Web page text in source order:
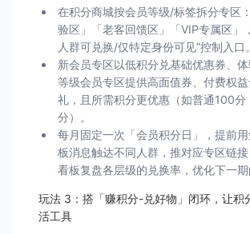
在积分商城按会员等级/标签拆分专区
验区」「老客回馈区」「VIP专属区」
人群可兑换/仅特定身份可见”控制入口。
新会员专区以低积分兑基础优惠券、
等级会员专区提供高面值券、付费权
礼，且所需积分更优惠（如普通100分
分）。
每月固定一次「会员积分日」，提前
板消息触达不同人群，推对应专区链
看板复盘各层级的兑换率，优化下一期
玩法 3：搭「赚积分-兑好物」闭环，让积
活工具